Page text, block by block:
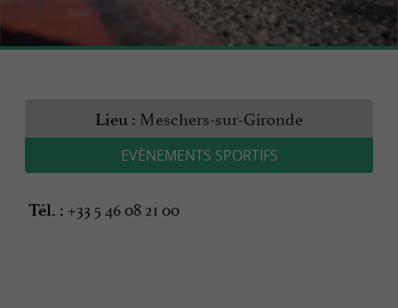
Lieu : Meschers-sur-Gironde
EVÈNEMENTS SPORTIFS
Tél. : +33 5 46 08 21 00